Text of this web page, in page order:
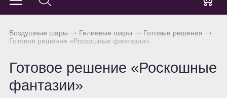
Воздушные шары Гелиевые шары
Готовые решения
Готовое решение «Роскошные фантазии»
Готовое решение «Роскошные
фантазии»